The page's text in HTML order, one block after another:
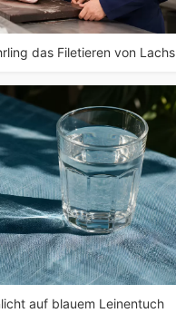
das Filetieren von Lachs
auf blauem Leinentuch